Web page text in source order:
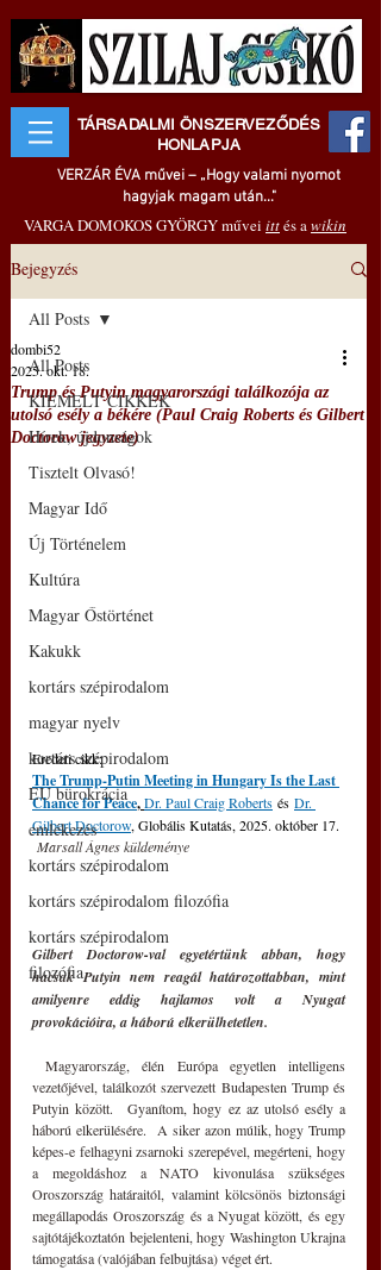
TÁRSADALMI ÖNSZERVEZŐDÉS
HONLAPJA
VERZÁR ÉVA művei – „Hogy valami nyomot
hagyjak magam után..."
VARGA DOMOKOS GYÖRGY művei ittés awikin
Bejegyzés
All Posts
KIEMELT CIKKEK
Hírek, újdonságok
Tisztelt Olvasó!
Magyar Idő
Új Történelem
Kultúra
Magyar Őstörténet
Kakukk
kortárs szépirodalom
magyar nyelv
kortárs szépirodalom
EU bürokrácia
emlékezés
kortárs szépirodalom
kortárs szépirodalom filozófia
kortárs szépirodalom
filozófia
All Posts
Trump és Putyin magyarországi találkozója az
utolsó esély a békére (Paul Craig Roberts és Gilbert
Doctorow jegyzete)
dombi52
2025. okt. 18.
Eredeti cikk:
The Trump-Putin Meeting in Hungary Is the Last
Chance for Peace, Dr. Paul Craig Roberts és Dr.
Gilbert Doctorow, Globális Kutatás, 2025. október 17.
Marsall Ágnes küldeménye
Gilbert Doctorow-val egyetértünk abban, hogy
hacsak Putyin nem reagál határozottabban, mint
amilyenre eddig hajlamos volt a Nyugat
provokációira, a háború elkerülhetetlen.
Magyarország, élén Európa egyetlen intelligens
vezetőjével, találkozót szervezett Budapesten Trump és
Putyin között.  Gyanítom, hogy ez az utolsó esély a
háború elkerülésére.  A siker azon múlik, hogy Trump
képes-e felhagyni zsarnoki szerepével, megérteni, hogy
a megoldáshoz a NATO kivonulása szükséges
Oroszország határaitól, valamint kölcsönös biztonsági
megállapodás Oroszország és a Nyugat között, és egy
sajtótájékoztatón bejelenteni, hogy Washington Ukrajna
támogatása (valójában felbujtása) véget ért.